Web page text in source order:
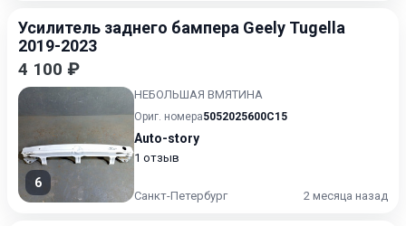
Усилитель заднего бампера Geely Tugella
2019-2023
4 100 ₽
6
НЕБОЛЬШАЯ ВМЯТИНА
Ориг. номера5052025600C15
Auto-story
1 отзыв
Санкт-Петербург 2 месяца назад